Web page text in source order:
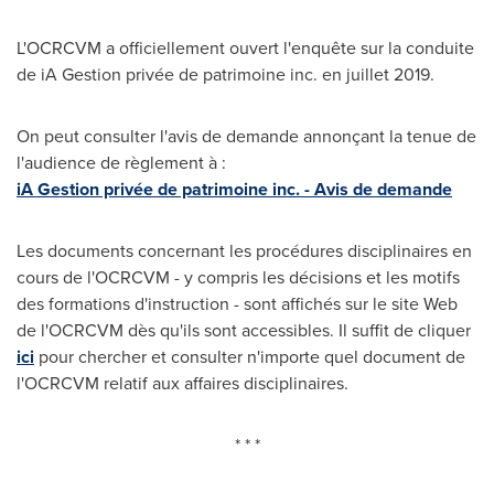
L'OCRCVM a officiellement ouvert l'enquête sur la conduite
de iA Gestion privée de patrimoine inc. en juillet 2019.
On peut consulter l'avis de demande annonçant la tenue de
l'audience de règlement à :
iA Gestion privée de patrimoine inc. - Avis de demande
Les documents concernant les procédures disciplinaires en
cours de l'OCRCVM - y compris les décisions et les motifs
des formations d'instruction - sont affichés sur le site Web
de l'OCRCVM dès qu'ils sont accessibles. Il suffit de cliquer
ici pour chercher et consulter n'importe quel document de
l'OCRCVM relatif aux affaires disciplinaires.
* * *